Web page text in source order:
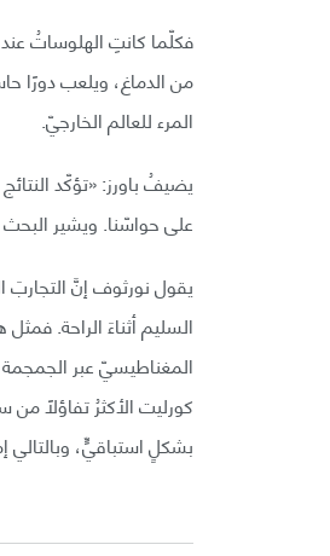
فكلّما كانتِ الهلوساتُ
من الدماغ، ويلعب دورًا
المرء للعالم الخارجيّ.
يضيفُ باورز: «تؤكّد
على حواسّنا. ويشير
يقول نورثوف إنَّ
السليم أثناءَ الراحة.
المغناطيسيّ عبر
كورليت الأكثرُ تفاؤلًا
بشكلٍ استباقيٍّ، وبالتالي